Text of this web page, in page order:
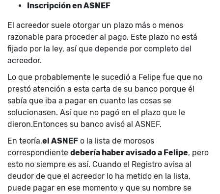
Inscripción en ASNEF
El acreedor suele otorgar un plazo más o menos
razonable para proceder al pago. Este plazo no está
fijado por la ley, así que depende por completo del
acreedor.
Lo que probablemente le sucedió a Felipe fue que no
prestó atención a esta carta de su banco porque él
sabía que iba a pagar en cuanto las cosas se
solucionasen. Así que no pagó en el plazo que le
dieron.Entonces su banco avisó al ASNEF.
En teoría,el ASNEF o la lista de morosos
correspondiente debería haber avisado a Felipe, pero
esto no siempre es así. Cuando el Registro avisa al
deudor de que el acreedor lo ha metido en la lista,
puede pagar en ese momento y que su nombre se